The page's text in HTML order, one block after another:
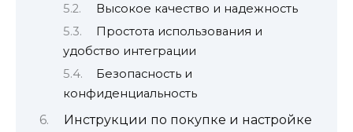
Высокое качество и надежность
Простота использования и
удобство интеграции
Безопасность и
конфиденциальность
Инструкции по покупке и настройке